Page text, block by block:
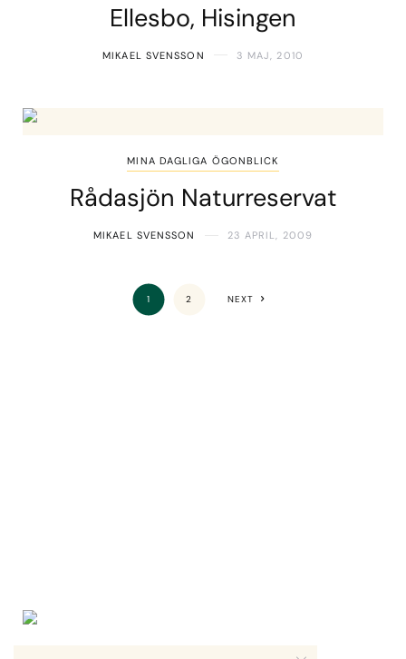
Ellesbo, Hisingen
MIKAEL SVENSSON 3 MAJ, 2010
MINA DAGLIGA ÖGONBLICK
Rådasjön Naturreservat
MIKAEL SVENSSON 23 APRIL, 2009
1 2 NEXT